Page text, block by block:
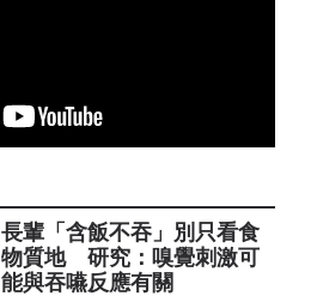
長輩「含飯不吞」別只看食
物質地 研究：嗅覺刺激可
能與吞嚥反應有關